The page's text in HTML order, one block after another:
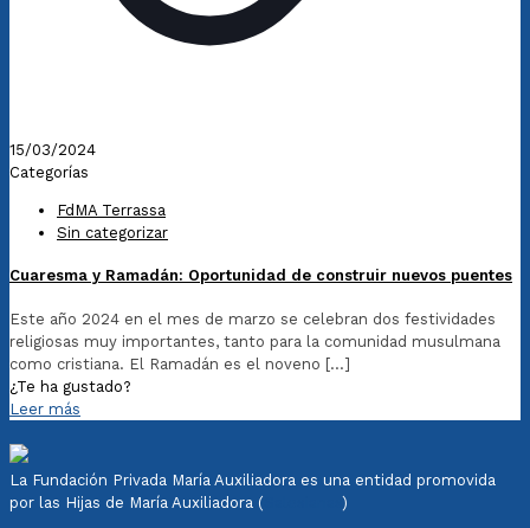
15/03/2024
Categorías
FdMA Terrassa
Sin categorizar
Cuaresma y Ramadán: Oportunidad de construir nuevos puentes
Este año 2024 en el mes de marzo se celebran dos festividades
religiosas muy importantes, tanto para la comunidad musulmana
como cristiana. El Ramadán es el noveno […]
¿Te ha gustado?
Leer más
La Fundación Privada María Auxiliadora es una entidad promovida
por las Hijas de María Auxiliadora (
)